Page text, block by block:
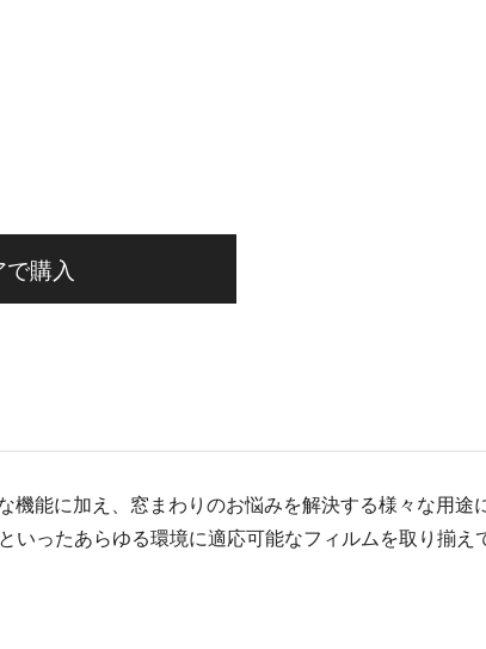
購入
能に加え、窓まわりのお悩みを解決する様々な用途
ったあらゆる環境に適応可能なフィルムを取り揃え